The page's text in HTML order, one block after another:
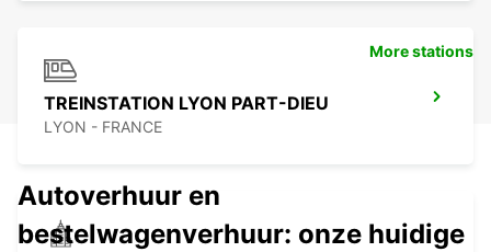
TREINSTATION LYON PART-DIEU
LYON - FRANCE
More stations
Autoverhuur en
bestelwagenverhuur: onze huidige